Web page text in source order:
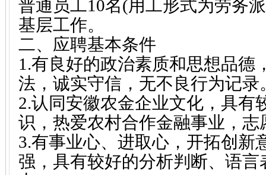
普通员工10名(用工形式为劳务
基层工作。
二、应聘基本条件
1.有良好的政治素质和思想品德
法，诚实守信，无不良行为记录
2.认同安徽农金企业文化，具有
识，热爱农村合作金融事业，志
3.有事业心、进取心，开拓创新
强，具有较好的分析判断、语